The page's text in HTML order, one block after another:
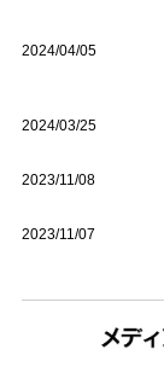
2024/04/05
2024/03/25
2023/11/08
2023/11/07